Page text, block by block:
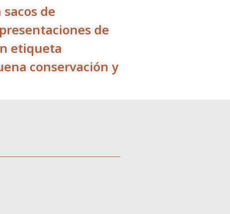
de
de
etiqueta
conservación y